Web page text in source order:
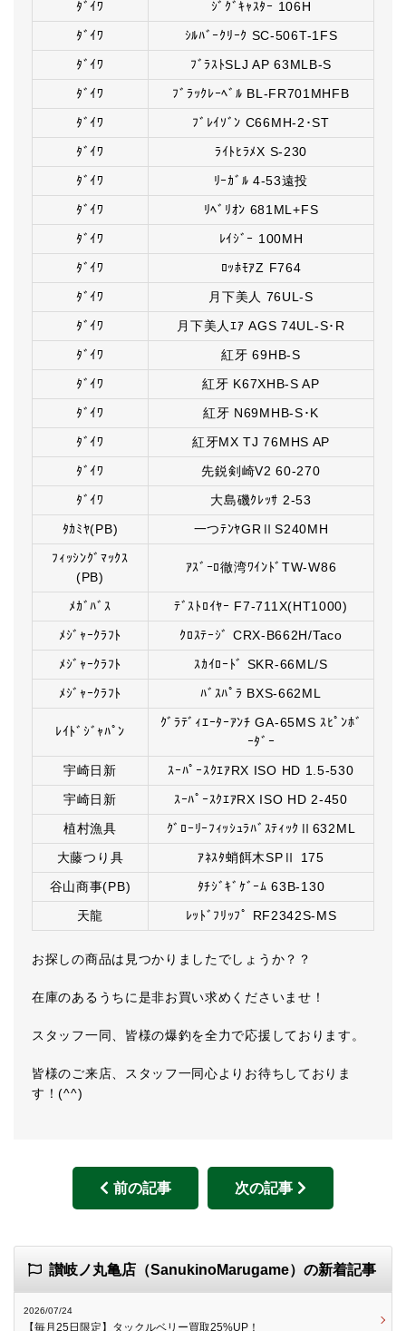
ﾀﾞｲﾜ
ｼﾞｸﾞｷｬｽﾀｰ 106H
ﾀﾞｲﾜ
ｼﾙﾊﾞｰｸﾘｰｸ SC-506T-1FS
ﾀﾞｲﾜ
ﾌﾞﾗｽﾄSLJ AP 63MLB-S
ﾀﾞｲﾜ
ﾌﾞﾗｯｸﾚｰﾍﾞﾙ BL-FR701MHFB
ﾀﾞｲﾜ
ﾌﾞﾚｲｿﾞﾝ C66MH-2･ST
ﾀﾞｲﾜ
ﾗｲﾄﾋﾗﾒX S-230
ﾀﾞｲﾜ
ﾘｰｶﾞﾙ 4-53遠投
ﾀﾞｲﾜ
ﾘﾍﾞﾘｵﾝ 681ML+FS
ﾀﾞｲﾜ
ﾚｲｼﾞｰ 100MH
ﾀﾞｲﾜ
ﾛｯﾎﾓｱZ F764
ﾀﾞｲﾜ
月下美人 76UL-S
ﾀﾞｲﾜ
月下美人ｴｱ AGS 74UL-S･R
ﾀﾞｲﾜ
紅牙 69HB-S
ﾀﾞｲﾜ
紅牙 K67XHB-S AP
ﾀﾞｲﾜ
紅牙 N69MHB-S･K
ﾀﾞｲﾜ
紅牙MX TJ 76MHS AP
ﾀﾞｲﾜ
先鋭剣崎V2 60-270
ﾀﾞｲﾜ
大島磯ｸﾚｯｻ 2-53
ﾀｶﾐﾔ(PB)
一つﾃﾝﾔGRⅡS240MH
ﾌｨｯｼﾝｸﾞﾏｯｸｽ
(PB)
ｱｽﾞｰﾛ徹湾ﾜｲﾝﾄﾞTW-W86
ﾒｶﾞﾊﾞｽ
ﾃﾞｽﾄﾛｲﾔｰ F7-711X(HT1000)
ﾒｼﾞｬｰｸﾗﾌﾄ
ｸﾛｽﾃｰｼﾞ CRX-B662H/Taco
ﾒｼﾞｬｰｸﾗﾌﾄ
ｽｶｲﾛｰﾄﾞ SKR-66ML/S
ﾒｼﾞｬｰｸﾗﾌﾄ
ﾊﾞｽﾊﾟﾗ BXS-662ML
ﾚｲﾄﾞｼﾞｬﾊﾟﾝ
ｸﾞﾗﾃﾞｨｴｰﾀｰｱﾝﾁ GA-65MS ｽﾋﾟﾝﾎﾞ
ｰﾀﾞｰ
宇崎日新
ｽｰﾊﾟｰｽｸｴｱRX ISO HD 1.5-530
宇崎日新
ｽｰﾊﾟｰｽｸｴｱRX ISO HD 2-450
植村漁具
ｸﾞﾛｰﾘｰﾌｨｯｼｭﾗﾊﾞｽﾃｨｯｸⅡ632ML
大藤つり具
ｱﾈｽﾀ蛸餌木SPⅡ 175
谷山商事(PB)
ﾀﾁｼﾞｷﾞｹﾞｰﾑ 63B-130
天龍
ﾚｯﾄﾞﾌﾘｯﾌﾟ RF2342S-MS
お探しの商品は見つかりましたでしょうか？？
在庫のあるうちに是非お買い求めくださいませ！
スタッフ一同、皆様の爆釣を全力で応援しております。
皆様のご来店、スタッフ一同心よりお待ちしておりま
す！(^^)
前の記事 次の記事
讃岐ノ丸亀店（SanukinoMarugame）の新着記事
2026/07/24
【毎月25日限定】タックルベリー買取25%UP！